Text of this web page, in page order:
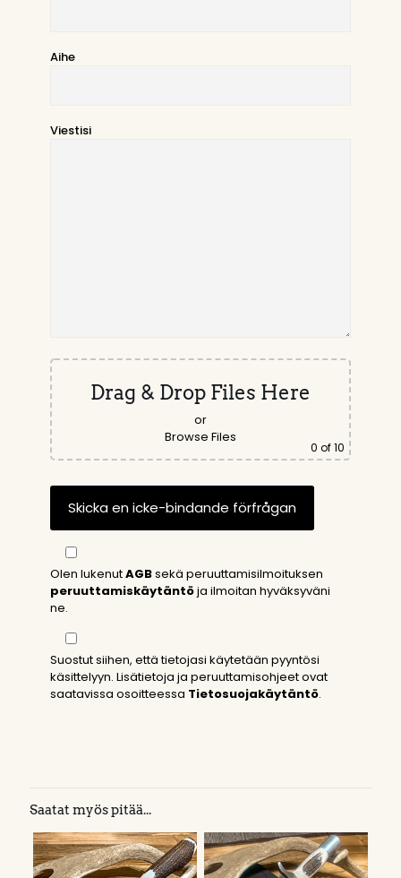
Aihe
Viestisi
Drag & Drop Files Here
or
Browse Files
0 of 10
Olen lukenutAGBsekä peruuttamisilmoituksen
peruuttamiskäytäntöja ilmoitan hyväksyväni
ne.
Suostut siihen, että tietojasi käytetään pyyntösi
käsittelyyn. Lisätietoja ja peruuttamisohjeet ovat
saatavissa osoitteessa Tietosuojakäytäntö.
Saatat myös pitää...